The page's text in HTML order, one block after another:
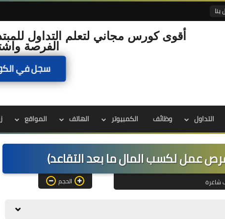
بنا
أقوى كورس مجاني لتعلم التداول
الفرصة
سجل في
التداول وظائف الكمبيوتر الهاتف المواقع
عمل لكسب المال ما بعد التقاعد)
شاغرة الحجم